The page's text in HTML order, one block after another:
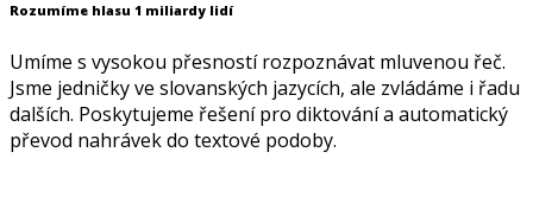
Rozumíme hlasu 1 miliardy lidí
Umíme s vysokou přesností rozpoznávat mluvenou řeč.
Jsme jedničky ve slovanských jazycích, ale zvládáme i řadu
dalších. Poskytujeme řešení pro diktování a automatický
převod nahrávek do textové podoby.